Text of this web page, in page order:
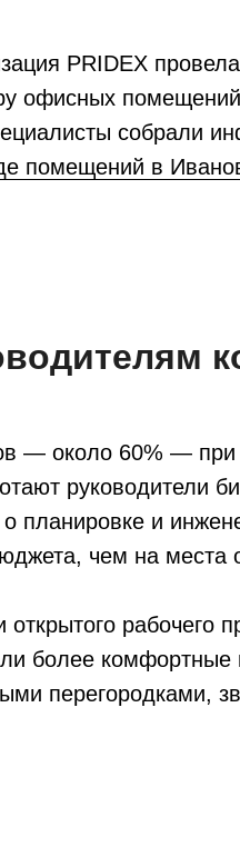
PRIDEX
офисных
собрали
помещений в
— около 60% — при
руководители
планировке и
чем на места
открытого рабочего
более
перегородками,